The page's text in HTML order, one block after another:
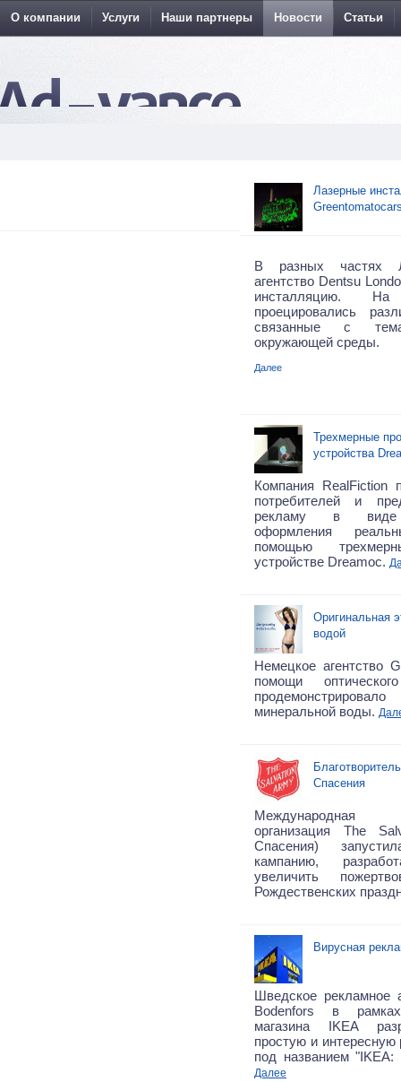
О компании Услуги Наши партнеры Новости Статьи
Лазерные
В разных частях
агентство Dentsu
инсталляцию.
проецировались
связанные с
окружающей среды.
Далее
Трехмерные
устройства
Компания RealFiction
потребителей и
рекламу в виде
оформления
помощью
устройстве Dreamoc.
Оригинальная
водой
Немецкое агентство
помощи
минеральной воды.
Спасения
Международная
организация The
Спасения)
кампанию,
увеличить
Рождественских
Вирусная
Шведское рекламное
Bodenfors в
магазина IKEA
простую и
под названием "IKEA:
Далее